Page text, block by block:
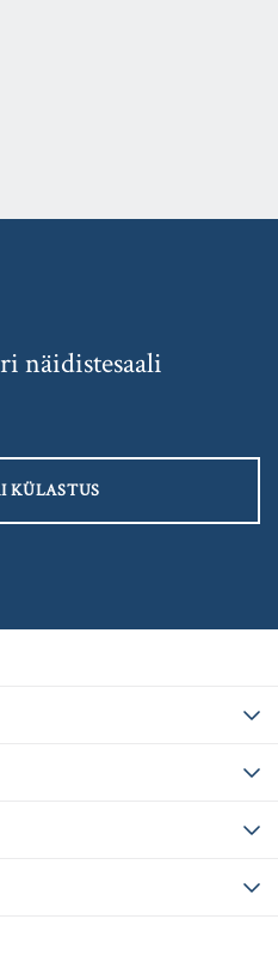
näidistesaali
KÜLASTUS